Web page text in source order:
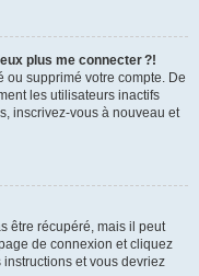
plus me connecter ?!
ou supprimé votre compte. De
les utilisateurs inactifs
inscrivez-vous à nouveau et
être récupéré, mais il peut
de connexion et cliquez
instructions et vous devriez